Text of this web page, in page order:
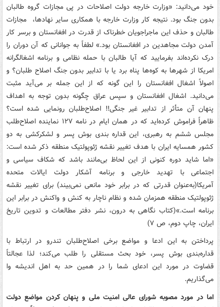
خود می‌دانید: «وزارت خارجه دولت اصلاحات در پی مجازات گروه طالبان
بدون جنگ بود. نتیجه کار وزارت خارجه با همکاری سایر نهادها، ‌ مجازات
طالبان و حذف این ماجراجویان خطرناک از قدرت در افغانستان و برسر کار
آمدن دولت مجاهدین در افغانستان بود.» لطفاً به جوانانی که آن دوران را
درک نکرده‌اند بفرمایید که آیا طالبان با حمله نظامی و برنامه اشغالگرانه
امریکا از شهرها به کوه‌ها پناه برد یا با تدابیر بدون جنگ اصلاح طلبان؟ و
اصولاً اشغال افغانستان را این گونه که از این جمله بر می‌آید مثبت
می‌دانید. اشغال افغانستان و سپس عراق چگونه بدون توجه به اهداف
پنهان آن متأثر از تدابیر غیر جنگی!! اصلاح‌طلبان رونمایی شده است؟
ظاهراً فراموش کرده‌اید که در همان ایام در نامه ۱۲۷ نماینده اصلاح‌طلب
مجلس ششم به رهبری، این قداره بندی بوش پسر و لشکرکشی به دو
کشور همسایه ایران با هدف تغییر نقشه ژئوپولتیک منطقه ذکر شده است:
«اما شاید دوره کنونی از این لحاظ بی‌مانند باشد که شکاف سیاسی و
اجتماعی با تهدید خارجی و برنامه آشکار دولت ایالات متحده
آمریکا(به‌عنوان قدرتی که در برابر خود مانعی نمی‌بیند) برای تغییر نقشه
ژئوپولتیک منطقه همزمان شده و نظام ناچار به کنش و واکنش در برابر این
برنامه است.»(کتاب نگاهی به درون، نشر دفتر مطالعات و تدوین تاریخ
ایران، چاپ دوم، ص ۷)
پرداختن به این ادعا و مواضع برخی اصلاح‌طلبان تندرو در ارتباط با
قداره‌بندی بوش پسر، خود بحث مستقلی را طلب می‌کند؛ لذا عجالتاً
قضاوت در مورد این ادعای شما را در همین حد به اهل اندیشه وا
می‌گذاریم.
اما در مورد مصوبه شورای عالی امنیت ملی و پنهان کردن مواضع دولت